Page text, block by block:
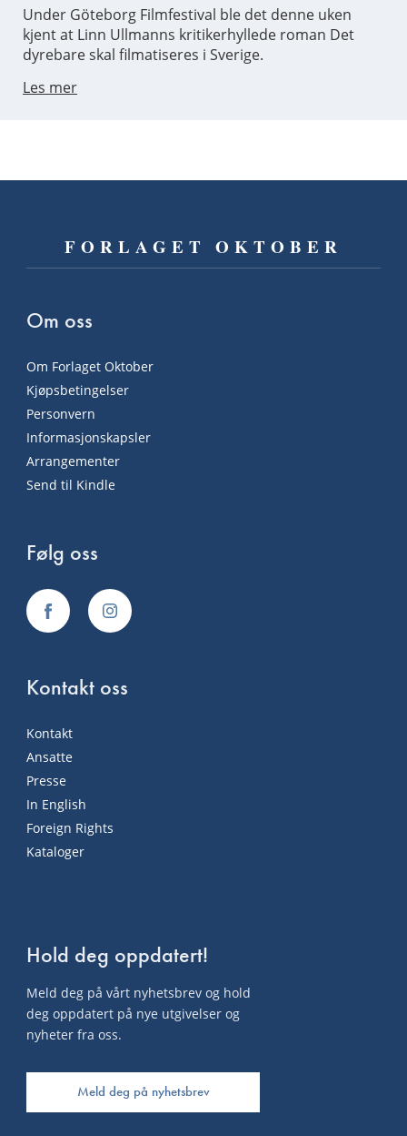
Under Göteborg Filmfestival ble det denne uken
kjent at Linn Ullmanns kritikerhyllede roman Det
dyrebare skal filmatiseres i Sverige.
Les mer
FORLAGET OKTOBER
Om oss
Om Forlaget Oktober
Kjøpsbetingelser
Personvern
Informasjonskapsler
Arrangementer
Send til Kindle
Følg oss
Kontakt oss
Kontakt
Ansatte
Presse
In English
Foreign Rights
Kataloger
Hold deg oppdatert!
Meld deg på vårt nyhetsbrev og hold
deg oppdatert på nye utgivelser og
nyheter fra oss.
Meld deg på nyhetsbrev